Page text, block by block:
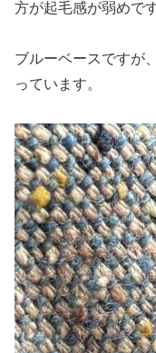
方が起毛感が弱めで
ブルーベースですが
っています。